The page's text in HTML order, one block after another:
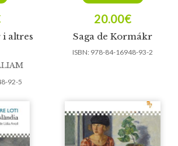
i altres
92-5
Saga de Kormákr
20.00€
ISBN: 978-84-16948-93-2